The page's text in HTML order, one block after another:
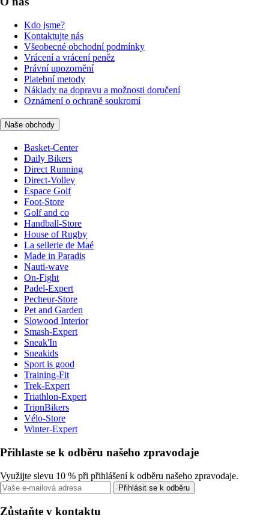
Kdo jsme?
Kontaktujte nás
Všeobecné obchodní podmínky
Vrácení a vrácení peněz
Právní upozornění
Platební metody
Náklady na dopravu a možnosti doručení
Oznámení o ochraně soukromí
Naše obchody
Basket-Center
Daily Bikers
Direct Running
Direct-Volley
Espace Golf
Foot-Store
Golf and co
Handball-Store
House of Rugby
La sellerie de Maé
Made in Paradis
Nauti-wave
On-Fight
Padel-Expert
Pecheur-Store
Pet and Garden
Slowood Interior
Smash-Expert
Sneak'In
Sneakids
Sport is good
Training-Fit
Trek-Expert
Triathlon-Expert
TripnBikers
Vélo-Store
Winter-Expert
Přihlaste se k odběru našeho zpravodaje
Využijte slevu 10 % při přihlášení k odběru našeho zpravodaje.
Přihlásit se k odběru
Zůstaňte v kontaktu